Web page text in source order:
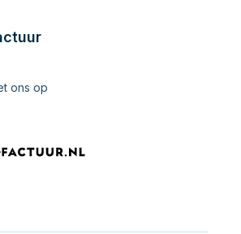
ons op